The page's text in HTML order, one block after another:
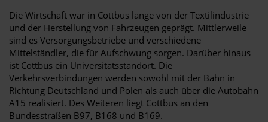
Die Wirtschaft war in Cottbus lange von der Textilindustrie
und der Herstellung von Fahrzeugen geprägt. Mittlerweile
sind es Versorgungsbetriebe und verschiedene
Mittelständler, die für Aufschwung sorgen. Darüber hinaus
ist Cottbus ein Universitätsstandort. Die
Verkehrsverbindungen werden sowohl mit der Bahn in
Richtung Deutschland und Polen als auch über die Autobahn
A15 realisiert. Des Weiteren liegt Cottbus an den
Bundesstraßen B97, B168 und B169.